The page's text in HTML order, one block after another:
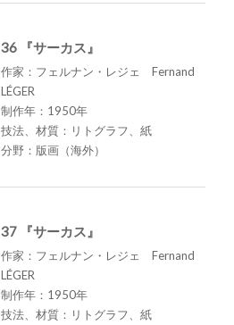
36 『サーカス』
作家：フェルナン・レジェ Fernand
LÉGER
制作年：1950年
技法、材質：リトグラフ、紙
分野：版画（海外）
37 『サーカス』
作家：フェルナン・レジェ Fernand
LÉGER
制作年：1950年
技法、材質：リトグラフ、紙